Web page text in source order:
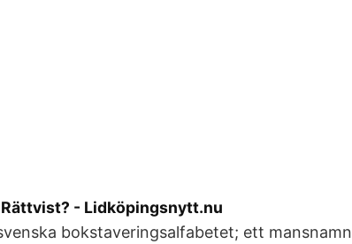
- Lidköpingsnytt.nu
bokstaveringsalfabetet; ett mansnamn